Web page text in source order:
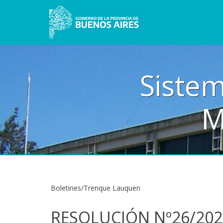
Boletines/Trenque Lauquen
RESOLUCIÓN Nº26/